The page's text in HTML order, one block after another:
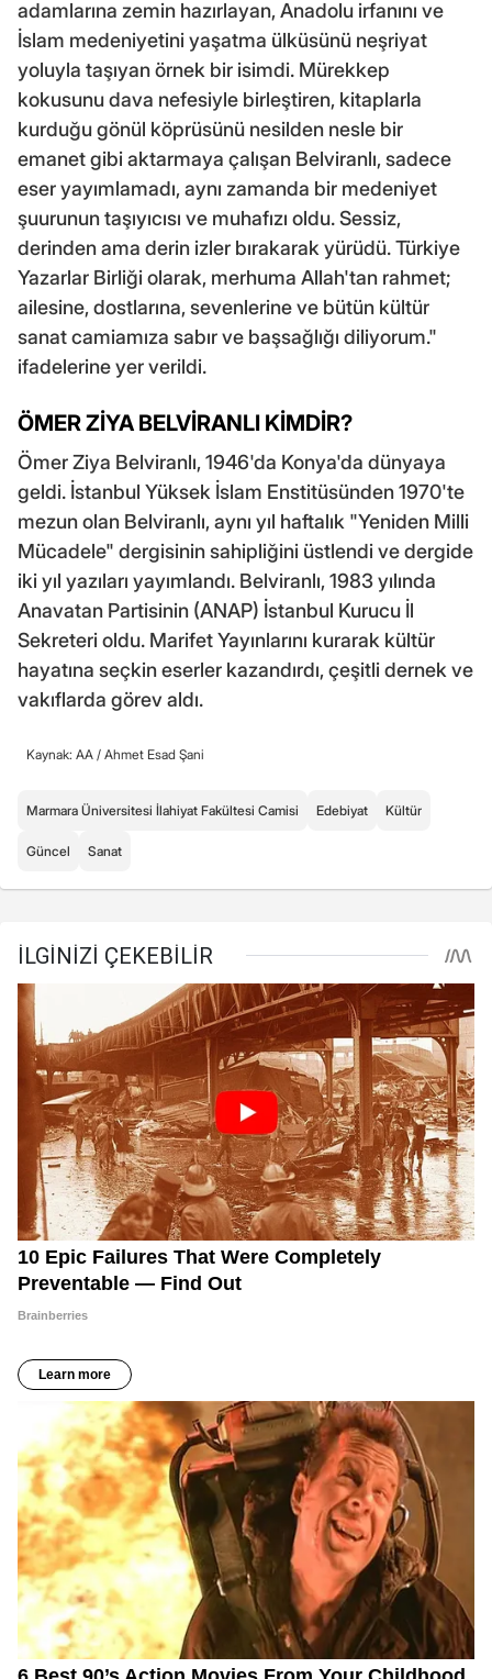
adamlarına zemin hazırlayan, Anadolu irfanını ve
İslam medeniyetini yaşatma ülküsünü neşriyat
yoluyla taşıyan örnek bir isimdi. Mürekkep
kokusunu dava nefesiyle birleştiren, kitaplarla
kurduğu gönül köprüsünü nesilden nesle bir
emanet gibi aktarmaya çalışan Belviranlı, sadece
eser yayımlamadı, aynı zamanda bir medeniyet
şuurunun taşıyıcısı ve muhafızı oldu. Sessiz,
derinden ama derin izler bırakarak yürüdü. Türkiye
Yazarlar Birliği olarak, merhuma Allah'tan rahmet;
ailesine, dostlarına, sevenlerine ve bütün kültür
sanat camiamıza sabır ve başsağlığı diliyorum."
ifadelerine yer verildi.
ÖMER ZİYA BELVİRANLI KİMDİR?
Ömer Ziya Belviranlı, 1946'da Konya'da dünyaya
geldi. İstanbul Yüksek İslam Enstitüsünden 1970'te
mezun olan Belviranlı, aynı yıl haftalık "Yeniden Milli
Mücadele" dergisinin sahipliğini üstlendi ve dergide
iki yıl yazıları yayımlandı. Belviranlı, 1983 yılında
Anavatan Partisinin (ANAP) İstanbul Kurucu İl
Sekreteri oldu. Marifet Yayınlarını kurarak kültür
hayatına seçkin eserler kazandırdı, çeşitli dernek ve
vakıflarda görev aldı.
Kaynak: AA / Ahmet Esad Şani
Marmara Üniversitesi İlahiyat Fakültesi Camisi Edebiyat Kültür
Güncel Sanat